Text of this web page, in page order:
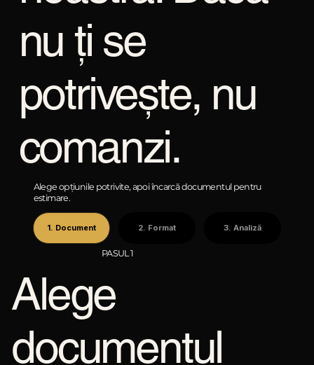
nu ți se
potrivește, nu
comanzi.
Alege opțiunile potrivite, apoi încarcă documentul pentru
estimare.
3. Analiză
2. Format
1. Document
PASUL 1
Alege
documentul